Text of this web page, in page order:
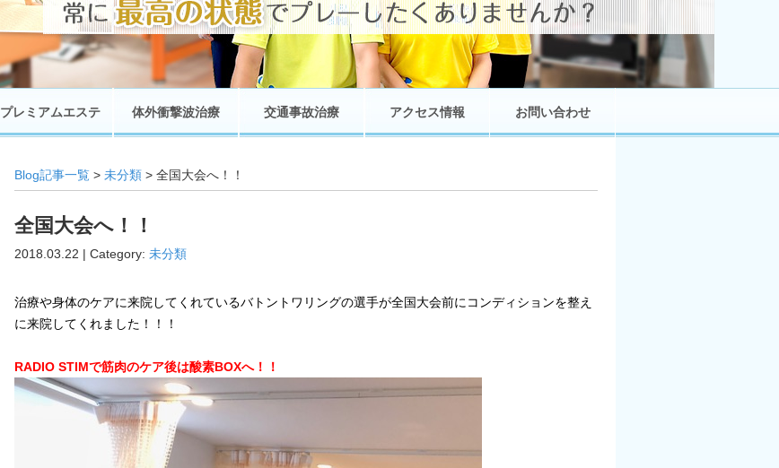
プレミアムエステ 体外衝撃波治療 交通事故治療 アクセス情報 お問い合わせ
Blog記事一覧 > 未分類 > 全国大会へ！！
全国大会へ！！
2018.03.22 | Category: 未分類
治療や身体のケアに来院してくれているバトントワリングの選手が全国大会前にコンディションを整え
に来院してくれました！！！
RADIO STIMで筋肉のケア後は酸素BOXへ！！